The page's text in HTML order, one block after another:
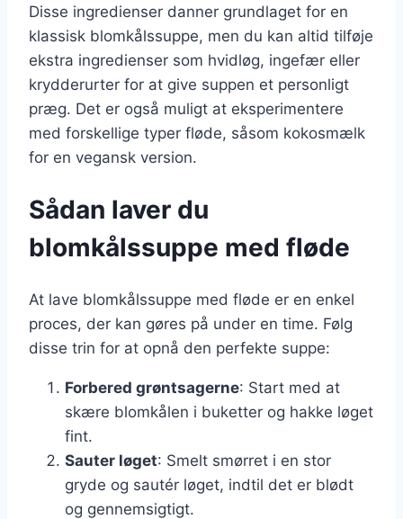
Disse ingredienser danner grundlaget for en
klassisk blomkålssuppe, men du kan altid tilføje
ekstra ingredienser som hvidløg, ingefær eller
krydderurter for at give suppen et personligt
præg. Det er også muligt at eksperimentere
med forskellige typer fløde, såsom kokosmælk
for en vegansk version.
Sådan laver du
blomkålssuppe med fløde
At lave blomkålssuppe med fløde er en enkel
proces, der kan gøres på under en time. Følg
disse trin for at opnå den perfekte suppe:
Forbered grøntsagerne: Start med at
skære blomkålen i buketter og hakke løget
fint.
Sauter løget: Smelt smørret i en stor
gryde og sautér løget, indtil det er blødt
og gennemsigtigt.